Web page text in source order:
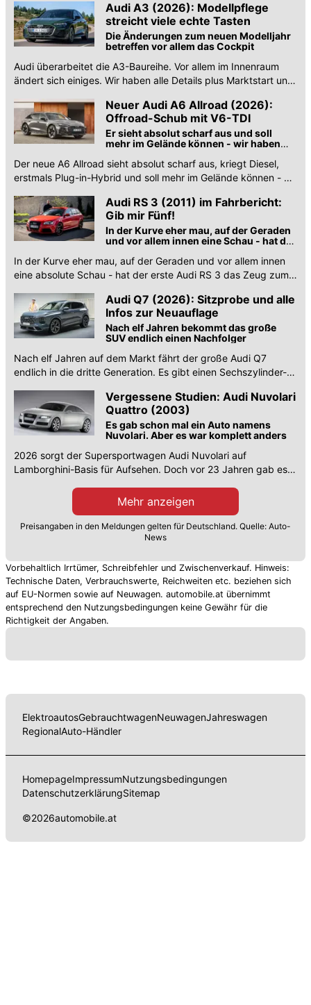
Audi A3 (2026): Modellpflege
streicht viele echte Tasten
Die Änderungen zum neuen Modelljahr
betreffen vor allem das Cockpit
Audi überarbeitet die A3-Baureihe. Vor allem im Innenraum
ändert sich einiges. Wir haben alle Details plus Marktstart und
Neuer Audi A6 Allroad (2026):
Offroad-Schub mit V6-TDI
Er sieht absolut scharf aus und soll
mehr im Gelände können - wir haben
Der neue A6 Allroad sieht absolut scharf aus, kriegt Diesel,
erstmals Plug-in-Hybrid und soll mehr im Gelände können - wir
Audi RS 3 (2011) im Fahrbericht:
Gib mir Fünf!
In der Kurve eher mau, auf der Geraden
und vor allem innen eine Schau - hat der
In der Kurve eher mau, auf der Geraden und vor allem innen
eine absolute Schau - hat der erste Audi RS 3 das Zeug zum
Audi Q7 (2026): Sitzprobe und alle
Infos zur Neuauflage
Nach elf Jahren bekommt das große
SUV endlich einen Nachfolger
Nach elf Jahren auf dem Markt fährt der große Audi Q7
endlich in die dritte Generation. Es gibt einen Sechszylinder-
Vergessene Studien: Audi Nuvolari
Quattro (2003)
Es gab schon mal ein Auto namens
Nuvolari. Aber es war komplett anders
2026 sorgt der Supersportwagen Audi Nuvolari auf
Lamborghini-Basis für Aufsehen. Doch vor 23 Jahren gab es
Mehr anzeigen
Preisangaben in den Meldungen gelten für Deutschland. Quelle: Auto-
News
Vorbehaltlich Irrtümer, Schreibfehler und Zwischenverkauf. Hinweis:
Technische Daten, Verbrauchswerte, Reichweiten etc. beziehen sich
auf EU-Normen sowie auf Neuwagen. automobile.at übernimmt
entsprechend den Nutzungsbedingungen keine Gewähr für die
Richtigkeit der Angaben.
ElektroautosGebrauchtwagenNeuwagenJahreswagen
RegionalAuto-Händler
HomepageImpressumNutzungsbedingungen
DatenschutzerklärungSitemap
©2026automobile.at